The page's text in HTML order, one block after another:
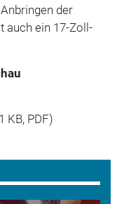
der
auch ein 17-Zoll-
KB, PDF)